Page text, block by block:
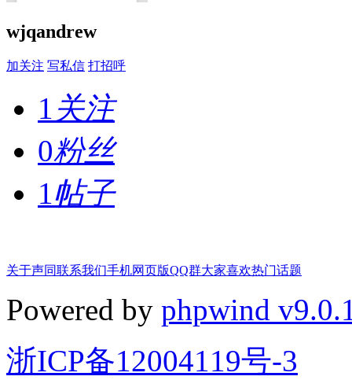
wjqandrew
加关注 写私信 打招呼
1 关注
0粉丝
1帖子
关于声同联系我们手机网页版QQ群大家喜欢热门话题
Powered by phpwind
浙ICP备12004119号-3